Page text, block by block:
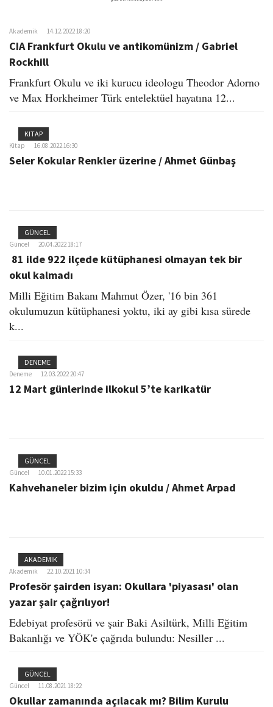
Akademik 14.12.2022 18:20
CIA Frankfurt Okulu ve antikomünizm / Gabriel
Rockhill
Frankfurt Okulu ve iki kurucu ideologu Theodor Adorno
ve Max Horkheimer Türk entelektüel hayatına 12...
KITAP
Kitap 16.08.2022 16:30
Seler Kokular Renkler üzerine / Ahmet Günbaş
GÜNCEL
Güncel 20.04.2022 18:17
81 ilde 922 ilçede kütüphanesi olmayan tek bir
okul kalmadı
Milli Eğitim Bakanı Mahmut Özer, '16 bin 361
okulumuzun kütüphanesi yoktu, iki ay gibi kısa sürede
k...
DENEME
Deneme 12.03.2022 20:47
12 Mart günlerinde ilkokul 5’te karikatür
GÜNCEL
Güncel 10.01.2022 15:33
Kahvehaneler bizim için okuldu / Ahmet Arpad
AKADEMIK
Akademik 22.10.2021 10:34
Profesör şairden isyan: Okullara 'piyasası' olan
yazar şair çağrılıyor!
Edebiyat profesörü ve şair Baki Asiltürk, Milli Eğitim
Bakanlığı ve YÖK'e çağrıda bulundu: Nesiller ...
GÜNCEL
Güncel 11.08.2021 18:22
Okullar zamanında açılacak mı? Bilim Kurulu